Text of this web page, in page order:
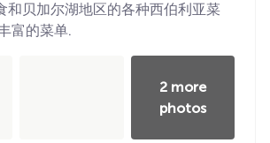
和贝加尔湖地区的各种西伯利亚菜
富的菜单.
2 more
photos